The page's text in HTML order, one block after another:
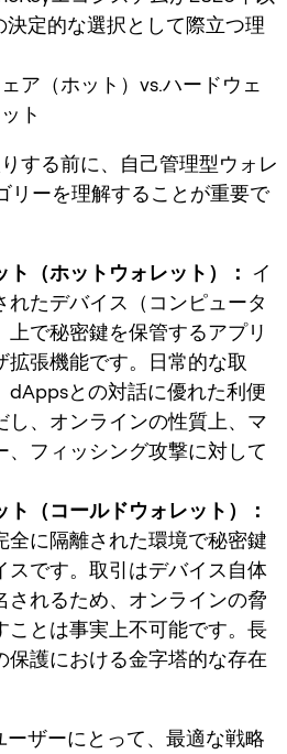
決定的な選択として際立つ理
ア（ホット）vs.ハードウェ
ト
する前に、自己管理型ウォレ
リーを理解することが重要で
（ホットウォレット）：
イ
れたデバイス（コンピュータ
上で秘密鍵を保管するアプリ
拡張機能です。日常的な取
dAppsとの対話に優れた利便
し、オンラインの性質上、マ
、フィッシング攻撃に対して
（コールドウォレット）：
全に隔離された環境で秘密鍵
スです。取引はデバイス自体
されるため、オンラインの脅
ことは事実上不可能です。長
保護における金字塔的な存在
ーザーにとって、最適な戦略